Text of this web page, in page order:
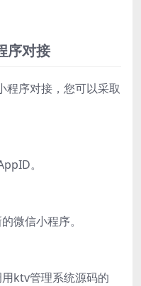
序对接
程序对接，您可以采取
。
微信小程序。
ktv管理系统源码的